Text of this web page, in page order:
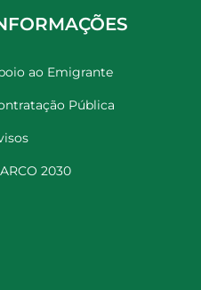
ao Emigrante
Pública
2030